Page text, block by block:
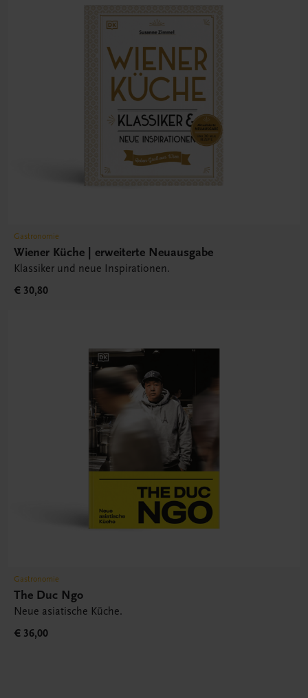
Gastronomie
Wiener Küche | erweiterte Neuausgabe
Klassiker und neue Inspirationen.
€ 30,80
Gastronomie
The Duc Ngo
Neue asiatische Küche.
€ 36,00